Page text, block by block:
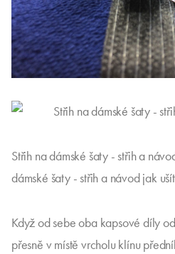
Střih na dámské šaty - střih a
dámské šaty - střih a návod jak
Když od sebe oba kapsové díly
přesně v místě vrcholu klínu